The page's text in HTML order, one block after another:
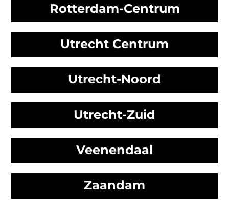
Rotterdam-Centrum
Utrecht Centrum
Utrecht-Noord
Utrecht-Zuid
Veenendaal
Zaandam